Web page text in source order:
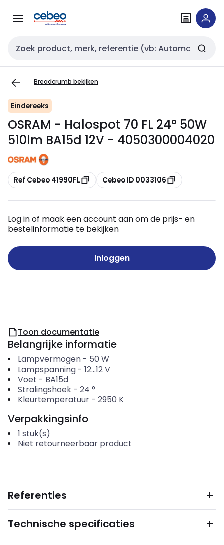
naar
naar
Zoekveld invoer
Breadcrumb bekijken
Eindereeks
OSRAM - Halospot 70 FL 24° 50W
510lm BA15d 12V - 4050300004020
Kopiëren
Ref Cebeo 41990FL Kopiëren
Cebeo ID 0033106
Log in of maak een account aan om de prijs- en
bestelinformatie te bekijken
Inloggen
Toon documentatie
Belangrijke informatie
Lampvermogen- 50 W
Lampspanning- 12...12V
Voet - BA15d
Stralingshoek- 24 °
Kleurtemperatuur- 2950 K
Verpakkingsinfo
1 stuk(s)
Niet retourneerbaar product
Referenties
Technische specificaties